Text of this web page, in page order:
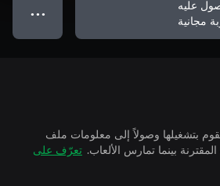
عليه
مجانية
● ● ●
بتشغيلها وصولاً إلى معلومات ملف
تعرّف على